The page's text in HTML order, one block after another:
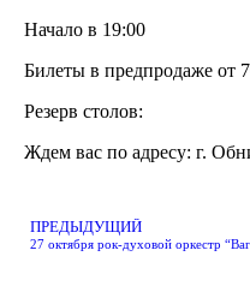
Начало в 19:00
Билеты в предпродаже от
Резерв столов:
Ждем вас по адресу: г.
ПРЕДЫДУЩИЙ